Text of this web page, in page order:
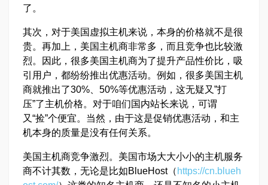
了。
其次，对于美国虚拟主机来说，本身的价格就不是很
贵。再加上，美国主机商非常多，而且竞争也比较激
烈。因此，很多美国主机商为了提升产品性价比，吸
引用户，都纷纷推出优惠活动。例如，很多美国主机
商就推出了30%、50%等优惠活动，这无疑又”打
压”了主机价格。对于咱们国内站长来说，可谓
又“捡”个便宜。当然，由于这是促销优惠活动，和主
机本身的质量是没有任何关系。
美国主机商竞争激烈。美国市场大大小小的主机服务
商不计其数，无论是比如BlueHost（ https://cn.blueh